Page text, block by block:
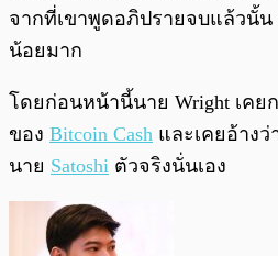
จากที่เขาพูดอภิปรายจบแล้วนั้น
น้อยมาก
โดยก่อนหน้านี้นาย Wright เคย
ของ Bitcoin Cash และเคยอ้างว่
นาย Satoshi ตัวจริงนั่นเอง